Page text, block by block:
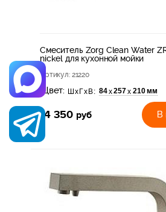
Смеситель Zorg Clean Water
nickel для кухонной мойки
Артикул: 21220
Цвет: ШхГхВ: 84х 257х 210 мм
14 350 руб В